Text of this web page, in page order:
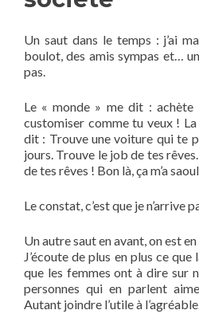
Un saut dans le temps : j’ai
boulot, des amis sympas et…
pas.
Le « monde » me dit :
customiser comme tu veux !
dit : Trouve une voiture qui te
jours. Trouve le job de tes
de tes rêves ! Bon là, ça m’a
Le constat, c’est que je n’arrive
Un autre saut en avant, on est
J’écoute de plus en plus ce
que les femmes ont à dire sur
personnes qui en parlent
Autant joindre l’utile à